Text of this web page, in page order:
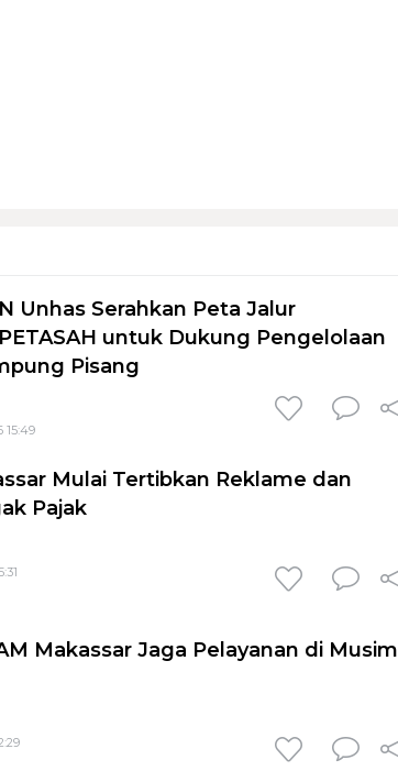
Unhas Serahkan Peta Jalur
untuk Dukung Pengelolaan
Pisang
15:49
Mulai Tertibkan Reklame dan
Pajak
Makassar Jaga Pelayanan di Musim